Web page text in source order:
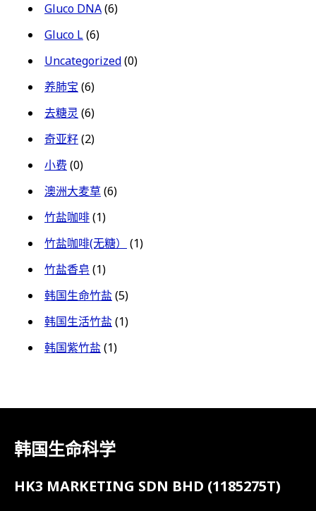
Gluco DNA(6)
Gluco L(6)
Uncategorized(0)
养肺宝 (6)
去糖灵(6)
奇亚籽(2)
小费 (0)
澳洲大麦草(6)
竹盐咖啡(1)
竹盐咖啡(无糖）
(1)
竹盐香皂 (1)
韩国生命竹盐(5)
韩国生活竹盐(1)
韩国紫竹盐(1)
韩国生命科学
HK3 MARKETING SDN BHD (1185275T)